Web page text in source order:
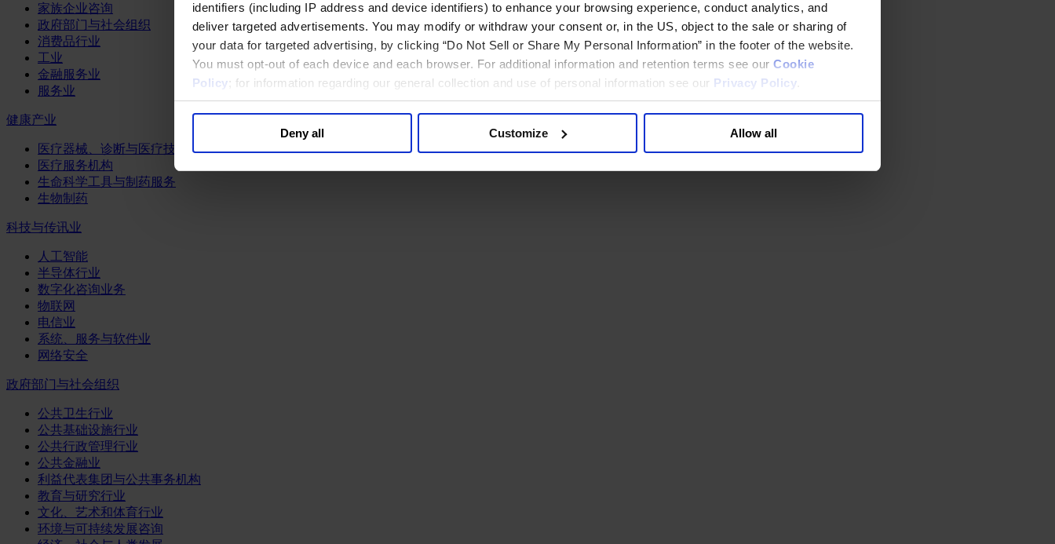
identifiers (including IP address and device identifiers) to enhance your browsing experience, conduct analytics, and
deliver targeted advertisements. You may modify or withdraw your consent or, in the US, object to the sale or sharing of
your data for targeted advertising, by clicking “Do Not Sell or Share My Personal Information” in the footer of the website.
You must opt-out of each device and each browser. For additional information and retention terms see our Cookie
Policy; for information regarding our general collection and use of personal information see our Privacy Policy
Deny all Customize Allow all
家族企业咨询
政府部门与社会组织
消费品行业
工业
金融服务业
服务业
健康产业
医疗器械、诊断与医疗技术
医疗服务机构
生命科学工具与制药服务
生物制药
科技与传讯业
人工智能
半导体行业
数字化咨询业务
物联网
电信业
系统、服务与软件业
网络安全
政府部门与社会组织
公共卫生行业
公共基础设施行业
公共行政管理行业
公共金融业
利益代表集团与公共事务机构
教育与研究行业
文化、艺术和体育行业
环境与可持续发展咨询